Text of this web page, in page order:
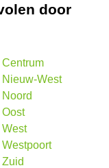
door
West